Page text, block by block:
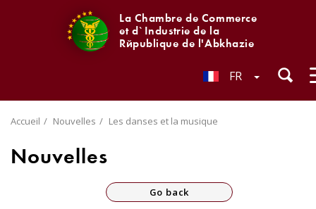
La Chambre de Commerce
et d`Industrie de la
République de l'Abkhazie
FR
Accueil Nouvelles Les danses et la musique
Nouvelles
Go back